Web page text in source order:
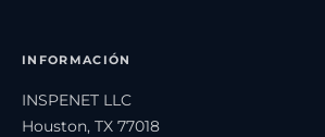
INFORMACIÓN
INSPENET LLC
Houston, TX 77018